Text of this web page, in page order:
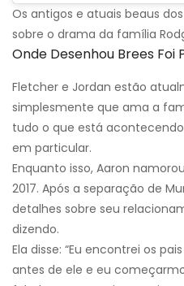
Os antigos e atuais beaus
sobre o drama da família
Onde Desenhou Brees Foi
Fletcher e Jordan estão
simplesmente que ama a
tudo o que está
em particular.
Enquanto isso, Aaron
2017. Após a separação de
detalhes sobre seu
dizendo.
Ela disse: “Eu encontrei os
antes de ele e eu